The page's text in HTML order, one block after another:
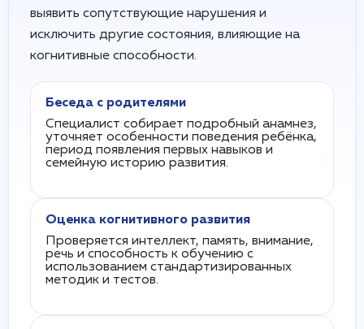
выявить сопутствующие нарушения и
исключить другие состояния, влияющие на
когнитивные способности.
Беседа с родителями
Специалист собирает подробный анамнез,
уточняет особенности поведения ребёнка,
период появления первых навыков и
семейную историю развития.
Оценка когнитивного развития
Проверяется интеллект, память, внимание,
речь и способность к обучению с
использованием стандартизированных
методик и тестов.